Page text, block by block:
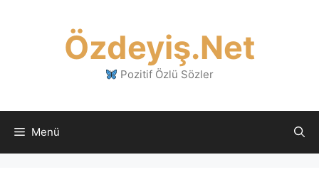
Özdeyiş.Net
Pozitif Özlü Sözler
Menü